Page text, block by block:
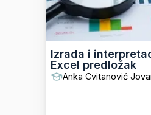
Izrada i
Excel predložak
Anka Cvitanović